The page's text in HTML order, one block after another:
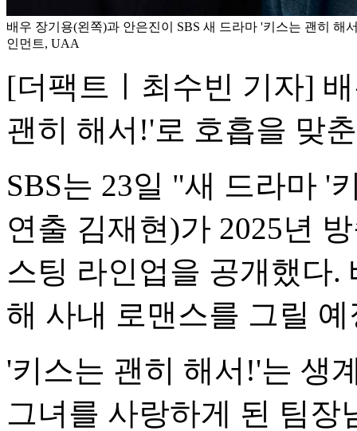
배우 장기용(왼쪽)과 안은진이 SBS 새 드라마 '키스는 괜히 해
인먼트, UAA
[더팩트ㅣ최수빈 기자]
괜히 해서!'로 호흡을 맞
SBS는 23일 "새 드라마 '
연출 김재현)가 2025년
스팅 라인업을 공개했다.
해 사내 로맨스를 그릴
'키스는 괜히 해서!'는 생
그녀를 사랑하게 된 팀장